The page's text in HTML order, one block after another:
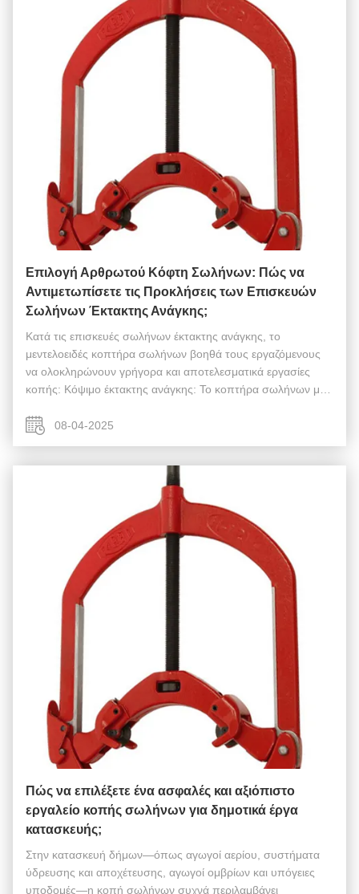
Επιλογή Αρθρωτού Κόφτη Σωλήνων: Πώς να
Αντιμετωπίσετε τις Προκλήσεις των Επισκευών
Σωλήνων Έκτακτης Ανάγκης;
Κατά τις επισκευές σωλήνων έκτακτης ανάγκης, το
μεντελοειδές κοπτήρα σωλήνων βοηθά τους εργαζόμενους
να ολοκληρώνουν γρήγορα και αποτελεσματικά εργασίες
κοπής: Κόψιμο έκτακτης ανάγκης: Το κοπτήρα σωλήνων με
επείγουσες επισκευές. Υψηλή ακρίβε...
08-04-2025
Πώς να επιλέξετε ένα ασφαλές και αξιόπιστο
εργαλείο κοπής σωλήνων για δημοτικά έργα
κατασκευής;
Στην κατασκευή δήμων—όπως αγωγοί αερίου, συστήματα
ύδρευσης και αποχέτευσης, αγωγοί ομβρίων και υπόγειες
υποδομές—η κοπή σωλήνων συχνά περιλαμβάνει